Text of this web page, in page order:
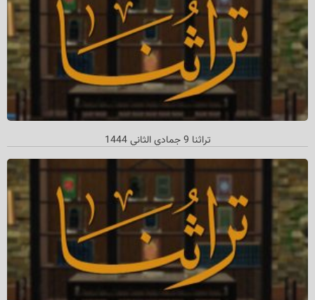
تراثنا 9 جمادي الثاني 1444